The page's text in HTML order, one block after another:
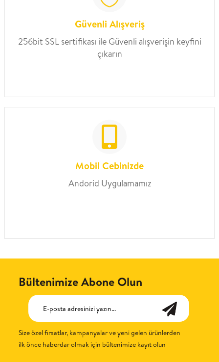
Güvenli Alışveriş
256bit SSL sertifikası ile Güvenli alışverişin keyfini
çıkarın
Mobil Cebinizde
Andorid Uygulamamız
Bültenimize Abone Olun
Size özel fırsatlar, kampanyalar ve yeni gelen ürünlerden
ilk önce haberdar olmak için bültenimize kayıt olun